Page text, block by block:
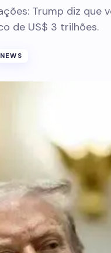
Trump diz que
de US$ 3 trilhões.
NEWS